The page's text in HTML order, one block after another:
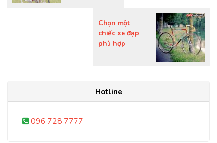
Chọn một
chiếc xe đạp
phù hợp
Hotline
096 728 7777